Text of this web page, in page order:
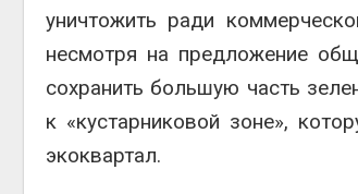
уничтожить ради
несмотря на предложение
сохранить большую часть
к «кустарниковой зоне»,
экоквартал.